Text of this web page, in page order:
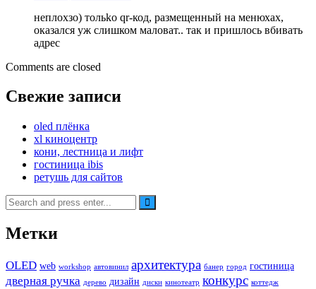
неплохзо) тольko qr-код, размещенный на менюхах,
оказался уж слишком маловат.. так и пришлось вбивать
адрес
Comments are closed
Свежие записи
oled плёнка
xl киноцентр
кони, лестница и лифт
гостиница ibis
ретушь для сайтов
Search
for:
Метки
OLED web workshop автовинил архитектура банер город гостиница
дверная ручка дерево дизайн диски кинотеатр конкурс коттедж